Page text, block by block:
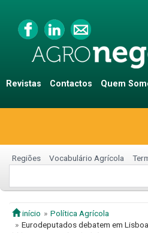
Revistas Contactos Quem
Regiões Vocabulário Agrícola
início
Política Agrícola
Eurodeputados debatem em